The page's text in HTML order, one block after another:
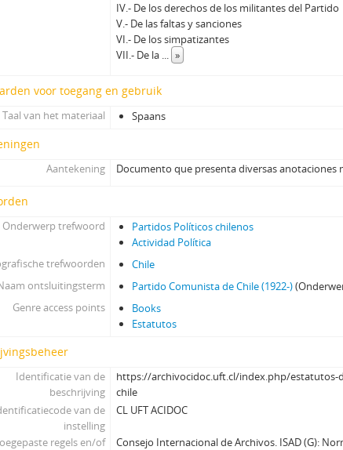
IV.- De los derechos de los militantes del Partido
V.- De las faltas y sanciones
VI.- De los simpatizantes
VII.- De la ... »
voor toegang en gebruik
Taal van het materiaal Spaans
Aantekening Documento que presenta diversas anotaciones
Onderwerp trefwoord
Partidos Políticos chilenos
Actividad Política
trefwoorden
Chile
ontsluitingsterm
Partido Comunista de Chile (1922-)
Genre access points
Books
Estatutos
Identificatie van de
beschrijving
https://archivocidoc.uft.cl/index.php/estatutos-
chile
van de
instelling
CL UFT ACIDOC
regels en/of
Consejo Internacional de Archivos. ISAD (G):